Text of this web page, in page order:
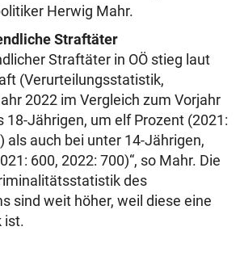
Herwig Mahr.
Straftäter
Straftäter in OÖ stieg laut
(Verurteilungsstatistik,
2022 im Vergleich zum Vorjahr
18-Jährigen, um elf Prozent (2021:
als auch bei unter 14-Jährigen,
600, 2022: 700)“, so Mahr. Die
des
sind weit höher, weil diese eine
ist.